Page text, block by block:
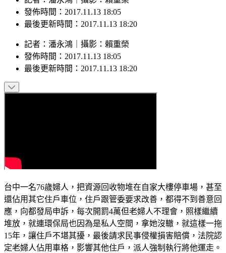
記者：潘永鴻｜攝影：賴重榮
發佈時間：2017.11.13 18:05
記者：潘永鴻｜攝影：賴重榮
發佈時間：2017.11.13 18:05
台中一名76歲婦人，把資源回收物堆在自家大樓停車場，甚至
還佔用其它住戶車位，住戶跟管委要求改善，都得不到善意回
應，向都發局申訴，每次開罰4萬但老婦人不理會，照樣繼續
堆放，就連環保局也因為是私人空間，拿她沒轍，就這樣一拖
15年，讓住戶不堪其擾，最後請求民事侵權損害賠償，法院認